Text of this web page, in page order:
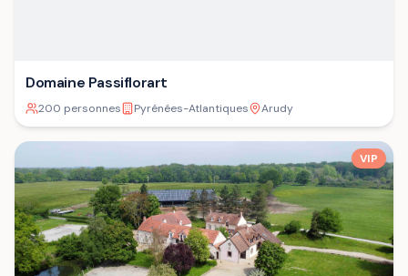
Domaine Passiflorart
200 personnes Pyrénées-Atlantiques Arudy
VIP